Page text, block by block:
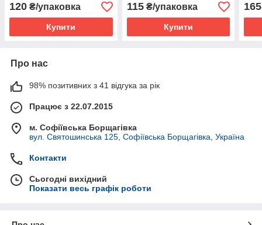
120 ₴/упаковка
Купити
115₴/упаковка
Купити
165
Про нас
98% позитивних з 41 відгука за рік
Працює з 22.07.2015
м. Софіївська Борщагівка
вул. Святошинська 125, Софіївська Борщагівка, Україна
Контакти
Сьогодні вихідний
Показати весь графік роботи